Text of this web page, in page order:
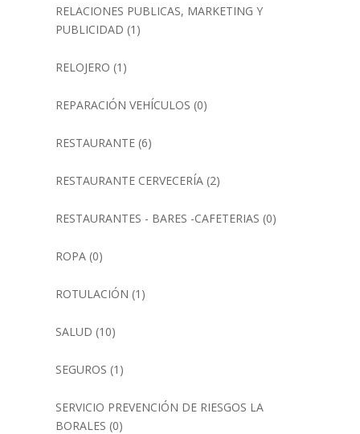
RELACIONES PUBLICAS, MARKETING Y
PUBLICIDAD (1)
RELOJERO (1)
REPARACIÓN VEHÍCULOS (0)
RESTAURANTE(6)
RESTAURANTE CERVECERÍA(2)
RESTAURANTES - BARES -CAFETERIAS (0)
ROPA(0)
ROTULACIÓN (1)
SALUD (10)
SEGUROS (1)
SERVICIO PREVENCIÓN DE RIESGOS LA
BORALES (0)